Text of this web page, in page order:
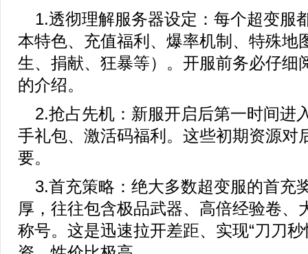
1.透彻理解服务器设定：每个超变服
本特色、充值福利、爆率机制、特殊地
生、捐献、狂暴等）。开服前务必仔细
的介绍。
2.抢占先机：新服开启后第一时间进
手礼包、激活码福利。这些初期资源对
要。
3.首充策略：绝大多数超变服的首充
厚，往往包含极品武器、高倍经验卷、
称号。这是迅速拉开差距、实现“刀刀秒